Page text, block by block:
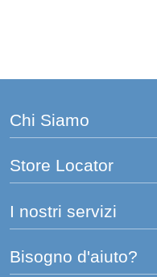
Chi Siamo
Store Locator
I nostri servizi
Bisogno d'aiuto?